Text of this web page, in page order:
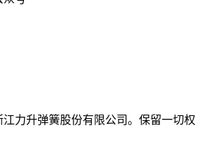
江力升弹簧股份有限公司。保留一切权